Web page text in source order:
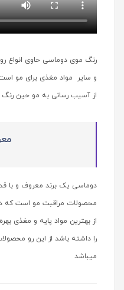
رنگ موی دوماسی حاوی انواع
و سایر مواد مغذی برای مو
از آسیب رسانی به مو حین رنگ
دوماسی یک برند معروف و با
محصولات مراقبت مو است که
از بهترین مواد پایه و مغذی
را داشته باشد از این رو
میباشد